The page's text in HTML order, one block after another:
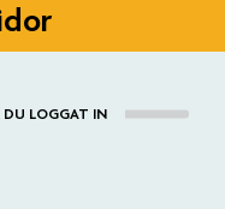
DU LOGGAT IN